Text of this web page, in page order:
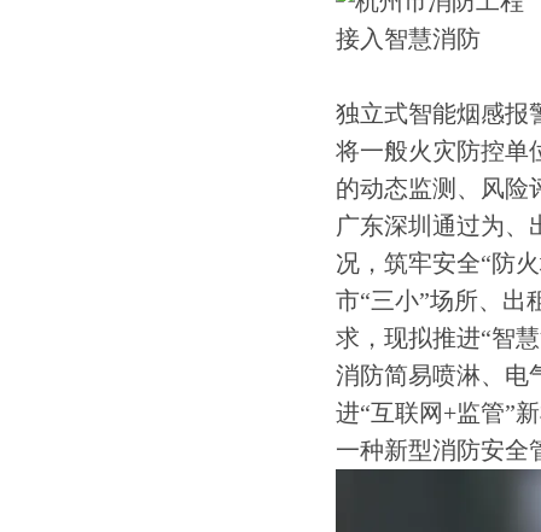
独立式智能烟感报
将一般火灾防控单
的动态监测、风险
广东深圳通过为、
况，筑牢安全“防
市“三小”场所、出
求，现拟推进“智
消防简易喷淋、电
进“互联网+监管”
一种新型消防安全